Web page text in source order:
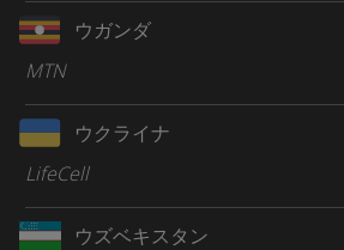
ウガンダ
MTN
ウクライナ
LifeCell
ウズベキスタン